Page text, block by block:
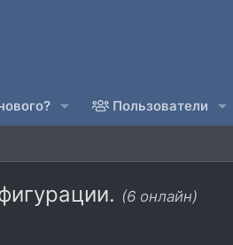
Пользователи
(6 онлайн)